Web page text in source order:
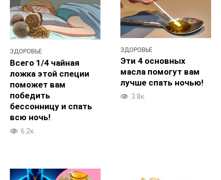
ЗДОРОВЬЕ
Всего 1/4 чайная
ложка этой специи
поможет вам
победить
бессонницу и спать
всю ночь!
6.2к.
ЗДОРОВЬЕ
Эти 4 основных
масла помогут вам
лучше спать ночью!
3.8к.